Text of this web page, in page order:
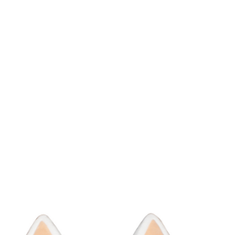
発者・hamatsu氏がゲームの魅力を画面や操作の
形から解き明かしていく、硬派で骨太な評論連載